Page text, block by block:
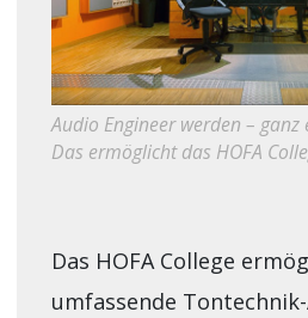
Audio Engineer werden –
Das ermöglicht das HOFA
Das HOFA College
umfassende